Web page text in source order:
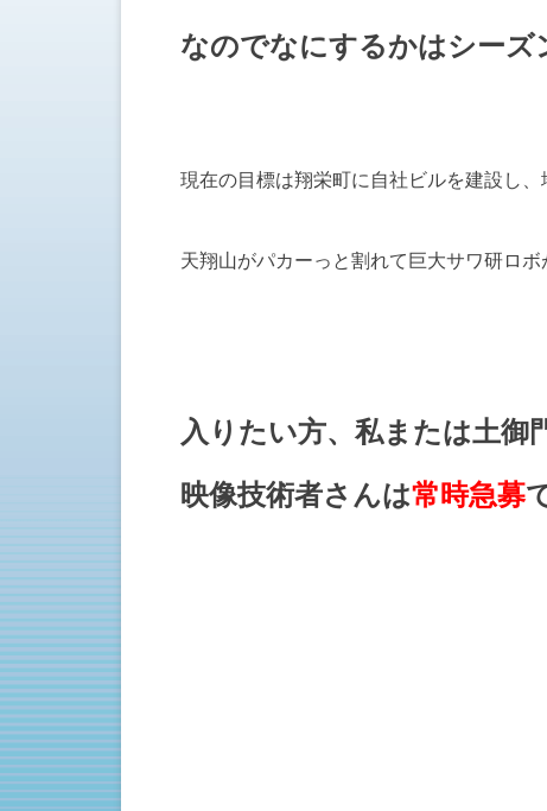
なのでなにするかはシーズ
現在の目標は翔栄町に自社ビルを建設し、
天翔山がパカーっと割れて巨大サワ研ロボ
入りたい方、私または土御
映像技術者さんは常時急募